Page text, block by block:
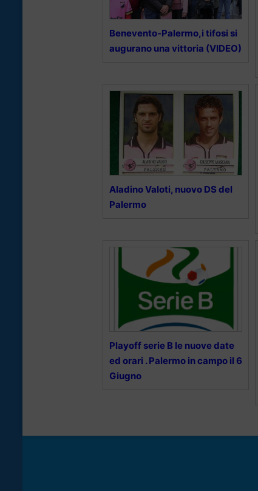
Benevento-Palermo,i tifosi si
augurano una vittoria (VIDEO)
Aladino Valoti, nuovo DS del
Palermo
Playoff serie B le nuove date
ed orari . Palermo in campo il 6
Giugno